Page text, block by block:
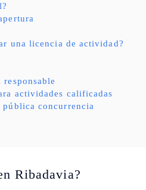
una licencia de actividad?
actividades calificadas
concurrencia
Ribadavia?